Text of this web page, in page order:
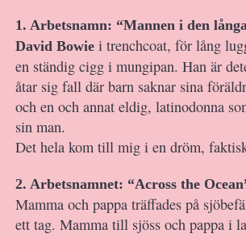
1. Arbetsnamn: “Mannen i den
David Bowie i trenchcoat, för lång
en ständig cigg i mungipan. Han är
åtar sig fall där barn saknar sina
och en och annat eldig, latinodonna
sin man.
Det hela kom till mig i en dröm,
2. Arbetsnamnet: “Across the
Mamma och pappa träffades på
ett tag. Mamma till sjöss och pappa i